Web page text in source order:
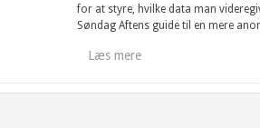
for at styre, hvilke data man
Søndag Aftens guide til en mere
Læs mere